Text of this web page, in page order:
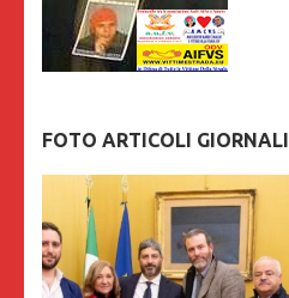
FOTO ARTICOLI GIORNALI